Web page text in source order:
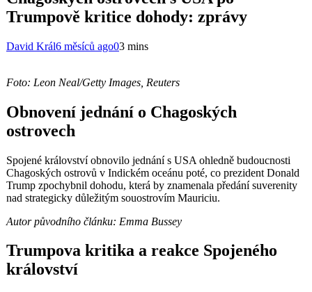
Trumpově kritice dohody: zprávy
David Král6 měsíců ago03 mins
Foto: Leon Neal/Getty Images, Reuters
Obnovení jednání o Chagoských
ostrovech
Spojené království obnovilo jednání s USA ohledně budoucnosti
Chagoských ostrovů v Indickém oceánu poté, co prezident Donald
Trump zpochybnil dohodu, která by znamenala předání suverenity
nad strategicky důležitým souostrovím Mauriciu.
Autor původního článku: Emma Bussey
Trumpova kritika a reakce Spojeného
království